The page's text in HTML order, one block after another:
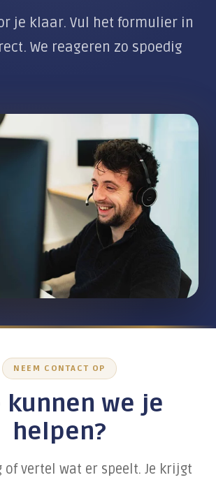
Werkplek
& Communicatie
medewerkers
je klaar. Vul het formulier in
We reageren zo spoedig
NEEM CONTACT OP
kunnen we je
helpen?
of vertel wat er speelt. Je krijgt